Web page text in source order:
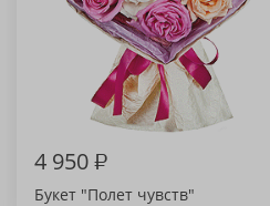
4 950₽
Букет "Полет чувств"